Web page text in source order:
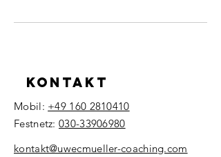
Kontakt
Mobil: +49 160 2810410
Festnetz: 030-33906980
​kontakt@uwecmueller-coaching.com